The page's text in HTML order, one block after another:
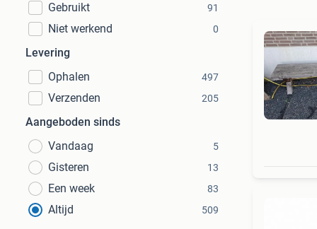
Gebruikt 91
Niet werkend 0
Levering
Ophalen
497
Verzenden 205
Aangeboden sinds
Vandaag
5
Gisteren 13
Een week 83
Altijd 509